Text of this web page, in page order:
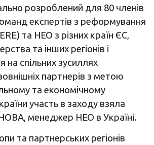
розроблений для 80 членів
експертів з реформування
та НЕО з різних країн ЄС,
та інших регіонів і
на спільних зусиллях
партнерів з метою
та економічному
участь в заходу взяла
менеджер НЕО в Україні.
та партнерських регіонів